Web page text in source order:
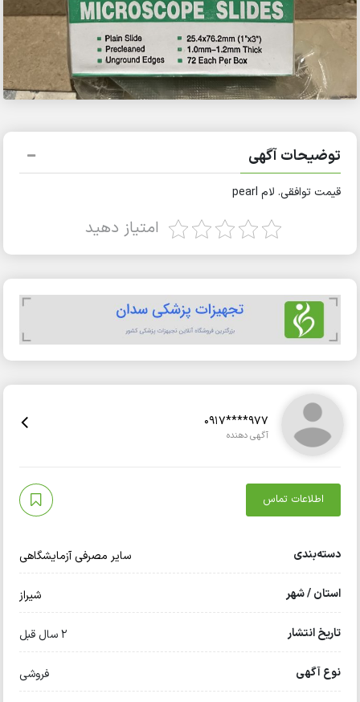
توضیحات آگهی
قیمت توافقی. لام pearl
امتیاز دهید
0917****977
آگهی دهنده
اطلاعات تماس
دسته‌بندی سایر مصرفی آزمایشگاهی
استان / شهر شیراز
تاریخ انتشار 2 سال قبل
نوع آگهی فروشی